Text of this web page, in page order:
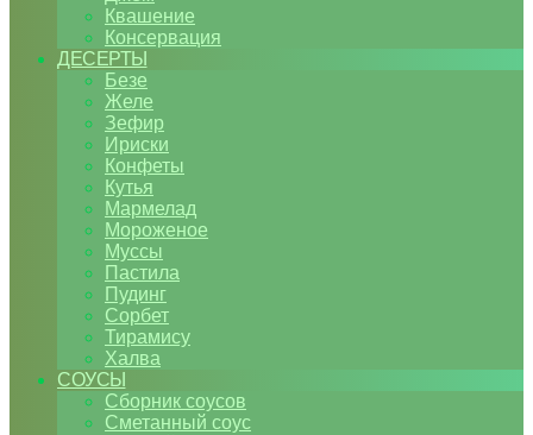
Квашение
Консервация
ДЕСЕРТЫ
Безе
Желе
Зефир
Ириски
Конфеты
Кутья
Мармелад
Мороженое
Муссы
Пастила
Пудинг
Сорбет
Тирамису
Халва
СОУСЫ
Сборник соусов
Сметанный соус